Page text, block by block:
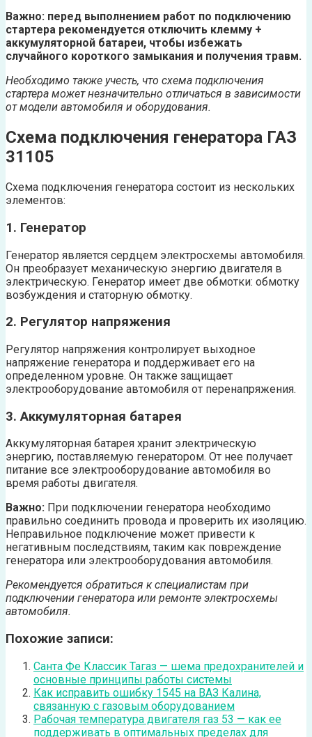
Важно: перед выполнением работ по подключению
стартера рекомендуется отключить клемму +
аккумуляторной батареи, чтобы избежать
случайного короткого замыкания и получения травм.
Необходимо также учесть, что схема подключения
стартера может незначительно отличаться в зависимости
от модели автомобиля и оборудования.
Схема подключения генератора ГАЗ
31105
Схема подключения генератора состоит из нескольких
элементов:
1. Генератор
Генератор является сердцем электросхемы автомобиля.
Он преобразует механическую энергию двигателя в
электрическую. Генератор имеет две обмотки: обмотку
возбуждения и статорную обмотку.
2. Регулятор напряжения
Регулятор напряжения контролирует выходное
напряжение генератора и поддерживает его на
определенном уровне. Он также защищает
электрооборудование автомобиля от перенапряжения.
3. Аккумуляторная батарея
Аккумуляторная батарея хранит электрическую
энергию, поставляемую генератором. От нее получает
питание все электрооборудование автомобиля во
время работы двигателя.
Важно: При подключении генератора необходимо
правильно соединить провода и проверить их изоляцию.
Неправильное подключение может привести к
негативным последствиям, таким как повреждение
генератора или электрооборудования автомобиля.
Рекомендуется обратиться к специалистам при
подключении генератора или ремонте электросхемы
автомобиля.
Похожие записи:
Санта Фе Классик Тагаз — шема предохранителей и
основные принципы работы системы
Как исправить ошибку 1545 на ВАЗ Калина,
связанную с газовым оборудованием
Рабочая температура двигателя газ 53 — как ее
поддерживать в оптимальных пределах для